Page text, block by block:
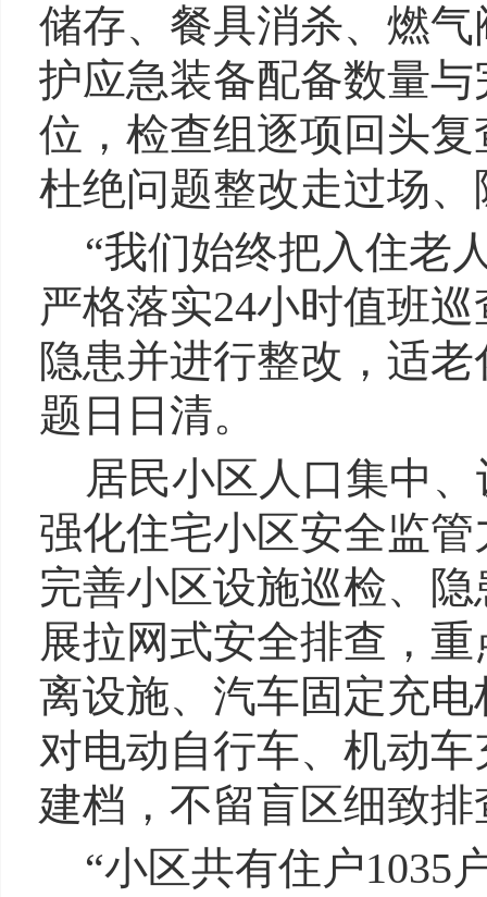
储存、餐具消杀、燃
护应急装备配备数量
位，检查组逐项回头
杜绝问题整改走过场
“我们始终把入住老
严格落实24小时值班
隐患并进行整改，适
题日日清。
居民小区人口集中
强化住宅小区安全监
完善小区设施巡检、
展拉网式安全排查，
离设施、汽车固定充
对电动自行车、机动
建档，不留盲区细致
“小区共有住户1035